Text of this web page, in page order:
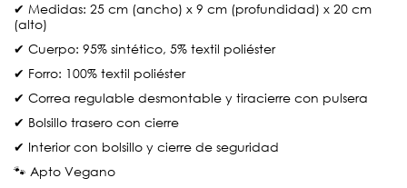
✔ Medidas: 25 cm (ancho) x 9 cm (profundidad) x 20 cm
(alto)
✔ Cuerpo: 95% sintético, 5% textil poliéster
✔ Forro: 100% textil poliéster
✔ Correa regulable desmontable y tiracierre con pulsera
✔ Bolsillo trasero con cierre
✔ Interior con bolsillo y cierre de seguridad
🐾 Apto Vegano